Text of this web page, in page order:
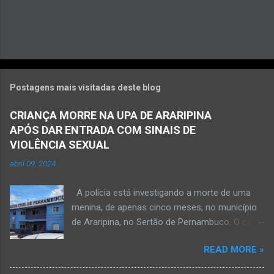
Postagens mais visitadas deste blog
CRIANÇA MORRE NA UPA DE ARARIPINA
APÓS DAR ENTRADA COM SINAIS DE
VIOLÊNCIA SEXUAL
abril 09, 2024
A polícia está investigando a morte de uma
menina, de apenas cinco meses, no município
de Araripina, no Sertão de Pernambuco. O caso
morte a esclarecer”. A PM diz que, na segunda-
feira (8), foi acionada para verificar uma
READ MORE »